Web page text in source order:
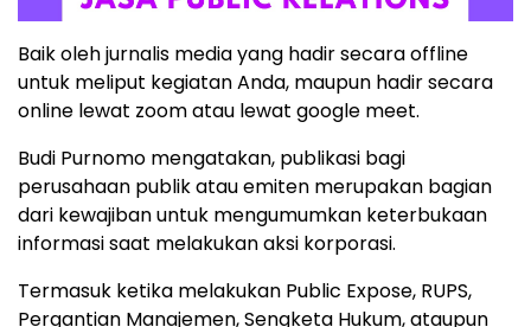
Baik oleh jurnalis media yang hadir secara offline
untuk meliput kegiatan Anda, maupun hadir secara
online lewat zoom atau lewat google meet.
Budi Purnomo mengatakan, publikasi bagi
perusahaan publik atau emiten merupakan bagian
dari kewajiban untuk mengumumkan keterbukaan
informasi saat melakukan aksi korporasi.
Termasuk ketika melakukan Public Expose, RUPS,
Pergantian Manajemen, Sengketa Hukum, ataupun